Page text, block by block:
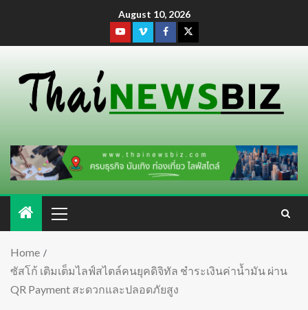
August 10, 2026
Home
ซัสโก้ เติมเต็มไลฟ์สไตล์คนยุคดิจิทัล ชำระเงินค่าน้ำมัน ผ่าน
QR Payment สะดวกและปลอดภัยสูง